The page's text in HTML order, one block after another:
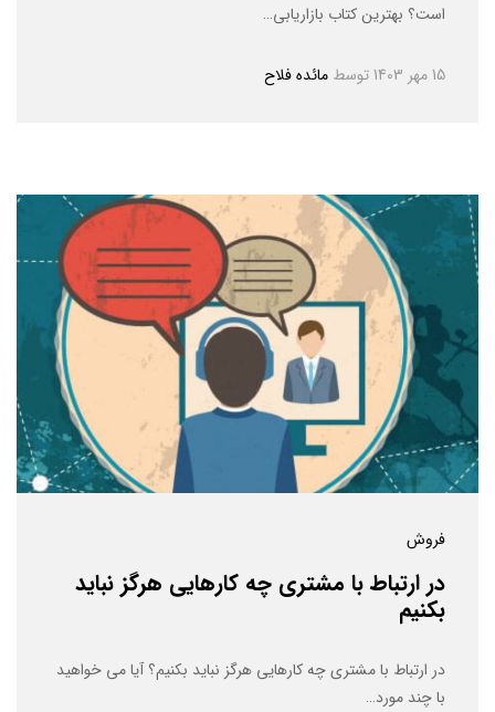
است؟ بهترین کتاب بازاریابی…
15 مهر 1403 توسط مائده فلاح
فروش
در ارتباط با مشتری چه کارهایی هرگز نباید
بکنیم
در ارتباط با مشتری چه کارهایی هرگز نباید بکنیم؟ آیا می خواهید
با چند مورد…